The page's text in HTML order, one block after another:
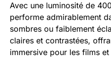
Avec une luminosité de
performe admirablement
sombres ou faiblement
claires et contrastées,
immersive pour les films